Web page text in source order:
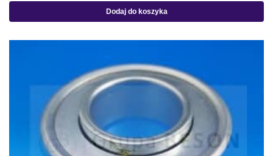
Dodaj do koszyka